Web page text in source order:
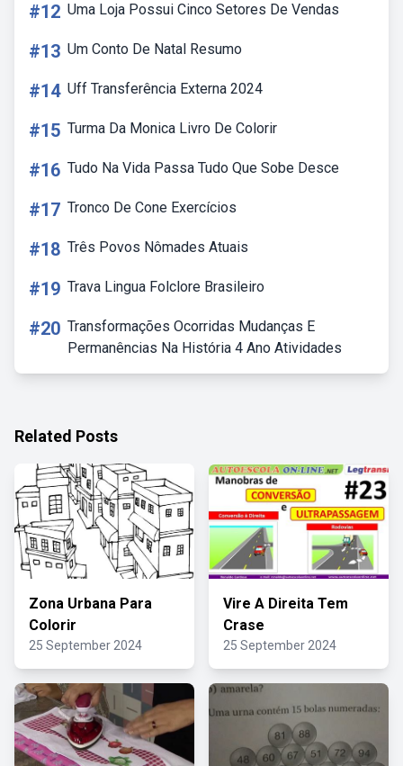
#12 Uma Loja Possui Cinco Setores De Vendas
#13 Um Conto De Natal Resumo
#14 Uff Transferência Externa 2024
#15 Turma Da Monica Livro De Colorir
#16 Tudo Na Vida Passa Tudo Que Sobe Desce
#17 Tronco De Cone Exercícios
#18 Três Povos Nômades Atuais
#19 Trava Lingua Folclore Brasileiro
#20 Transformações Ocorridas Mudanças E
Permanências Na História 4 Ano Atividades
Related Posts
Zona Urbana Para
Colorir
25 September 2024
Vire A Direita Tem
Crase
25 September 2024